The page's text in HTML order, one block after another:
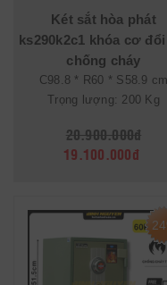
Két sắt hòa phát
ks290k2c1 khóa cơ đổi
chống cháy
C98.8 * R60 * S58.9 cm
Trọng lượng: 200 Kg
20.900.000đ
19.100.000đ